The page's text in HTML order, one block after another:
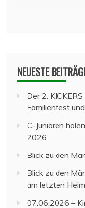
NEUESTE
Der 2.
Familienfest
C-Junioren
2026
Blick zu den
Blick zu den
am letzten
07.06.2026 –